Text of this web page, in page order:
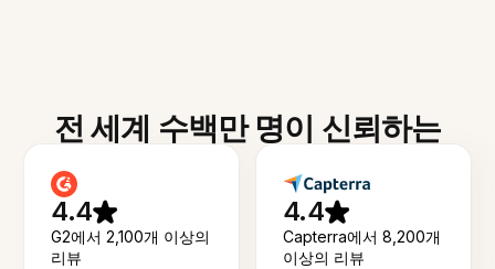
전 세계 수백만 명이 신뢰하는
4.4
G2에서 2,100개 이상의
리뷰
4.4
Capterra에서 8,200개
이상의 리뷰